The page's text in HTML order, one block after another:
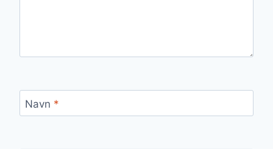
Navn *